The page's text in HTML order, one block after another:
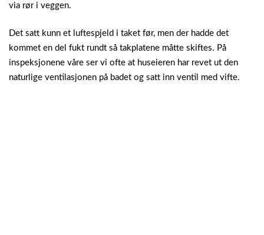
via rør i veggen.
Det satt kunn et luftespjeld i taket før, men der hadde det
kommet en del fukt rundt så takplatene måtte skiftes. På
inspeksjonene våre ser vi ofte at huseieren har revet ut den
naturlige ventilasjonen på badet og satt inn ventil med vifte.